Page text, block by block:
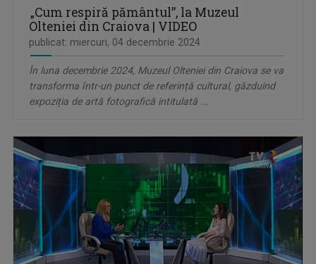
„Cum respiră pământul”, la Muzeul
Olteniei din Craiova | VIDEO
publicat: miercuri, 04 decembrie 2024
În luna decembrie 2024, Muzeul Olteniei din Craiova se va
transforma într-un punct de referință cultural, găzduind
expoziția de artă fotografică intitulată ...